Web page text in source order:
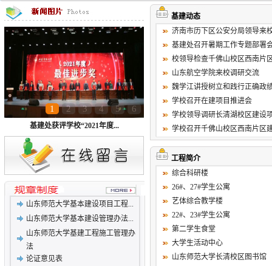
1 2 3 4 5 6
基建处获评学校“2021年度...
山东师范大学基本建设项目工程...
山东师范大学基本建设管理办法...
山东师范大学基建工程施工管理办
法
论证意见表
基建动态
济南市历下区公安分局领导来
基建处召开暑期工作专题部署
校领导检查千佛山校区西南片
山东航空学院来校调研交流
魏学江讲授树立和践行正确政
学校召开在建项目推进会
学校领导调研长清湖校区建设
学校召开千佛山校区西南片区
工程简介
综合科研楼
26#、27#学生公寓
艺体综合教学楼
22#、23#学生公寓
第二学生食堂
大学生活动中心
山东师范大学长清校区图书馆